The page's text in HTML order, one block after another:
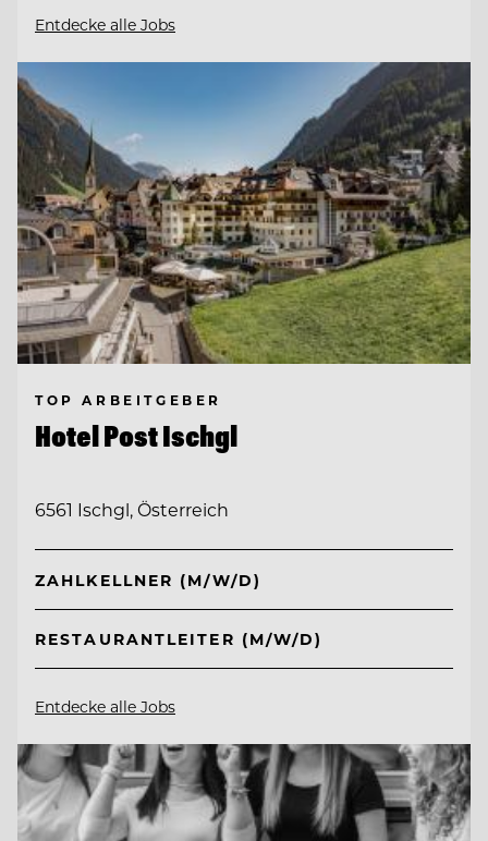
Entdecke alle Jobs
TOP ARBEITGEBER
Hotel Post Ischgl
6561 Ischgl, Österreich
ZAHLKELLNER (M/W/D)
RESTAURANTLEITER (M/W/D)
Entdecke alle Jobs